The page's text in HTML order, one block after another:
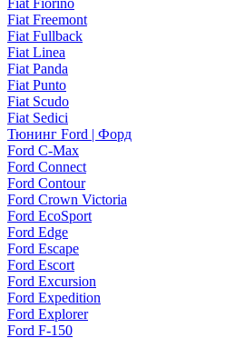
Fiat Fiorino
Fiat Freemont
Fiat Fullback
Fiat Linea
Fiat Panda
Fiat Punto
Fiat Scudo
Fiat Sedici
Тюнинг Ford | Форд
Ford C-Max
Ford Connect
Ford Contour
Ford Crown Victoria
Ford EcoSport
Ford Edge
Ford Escape
Ford Escort
Ford Excursion
Ford Expedition
Ford Explorer
Ford F-150